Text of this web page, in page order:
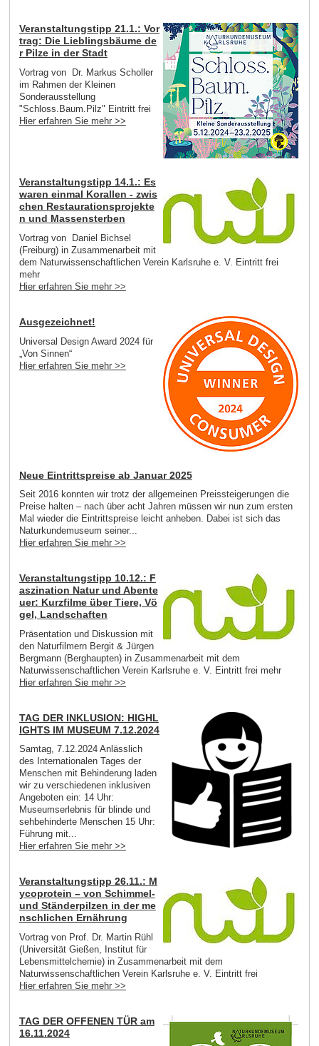
Veranstaltungstipp 21.1.: Vor
trag: Die Lieblingsbäume de
r Pilze in der Stadt
Vortrag von Dr. Markus Scholler
im Rahmen der Kleinen
Sonderausstellung
"Schloss.Baum.Pilz" Eintritt frei
Hier erfahren Sie mehr >>
Veranstaltungstipp 14.1.: Es
waren einmal Korallen - zwis
chen Restaurationsprojekte
n und Massensterben
Vortrag von Daniel Bichsel
(Freiburg) in Zusammenarbeit mit
dem Naturwissenschaftlichen Verein Karlsruhe e. V. Eintritt frei
mehr
Hier erfahren Sie mehr >>
Ausgezeichnet!
Universal Design Award 2024 für
„Von Sinnen“
Hier erfahren Sie mehr >>
Neue Eintrittspreise ab Januar 2025
Seit 2016 konnten wir trotz der allgemeinen Preissteigerungen die
Preise halten – nach über acht Jahren müssen wir nun zum ersten
Mal wieder die Eintrittspreise leicht anheben. Dabei ist sich das
Naturkundemuseum seiner...
Hier erfahren Sie mehr >>
Veranstaltungstipp 10.12.: F
aszination Natur und Abente
uer: Kurzfilme über Tiere, Vö
gel, Landschaften
Präsentation und Diskussion mit
den Naturfilmern Bergit & Jürgen
Bergmann (Berghaupten) in Zusammenarbeit mit dem
Naturwissenschaftlichen Verein Karlsruhe e. V. Eintritt frei mehr
Hier erfahren Sie mehr >>
TAG DER INKLUSION: HIGHL
IGHTS IM MUSEUM 7.12.2024
Samtag, 7.12.2024 Anlässlich
des Internationalen Tages der
Menschen mit Behinderung laden
wir zu verschiedenen inklusiven
Angeboten ein: 14 Uhr:
Museumserlebnis für blinde und
sehbehinderte Menschen 15 Uhr:
Führung mit...
Hier erfahren Sie mehr >>
Veranstaltungstipp 26.11.: M
ycoprotein – von Schimmel-
und Ständerpilzen in der me
nschlichen Ernährung
Vortrag von Prof. Dr. Martin Rühl
(Universität Gießen, Institut für
Lebensmittelchemie) in Zusammenarbeit mit dem
Naturwissenschaftlichen Verein Karlsruhe e. V. Eintritt frei
Hier erfahren Sie mehr >>
TAG DER OFFENEN TÜR am
16.11.2024